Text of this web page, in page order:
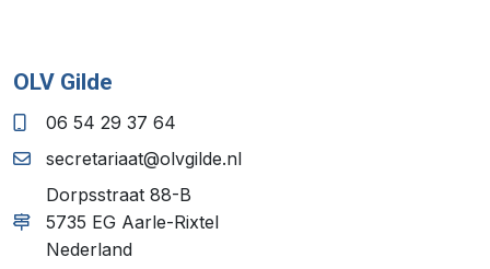
OLV Gilde
06 54 29 37 64
secretariaat@olvgilde.nl
Dorpsstraat 88-B
5735 EG Aarle-Rixtel
Nederland